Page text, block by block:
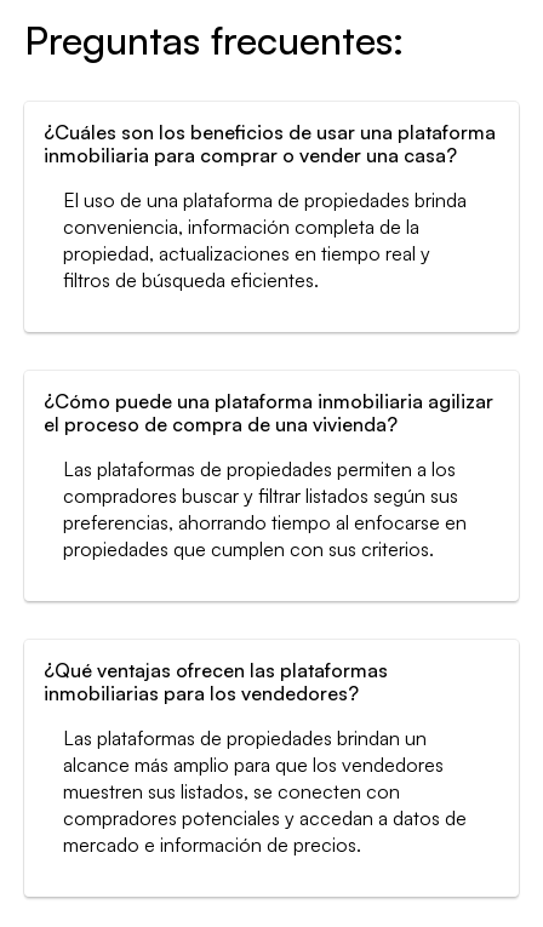
Preguntas frecuentes:
¿Cuáles son los beneficios de usar una plataforma
inmobiliaria para comprar o vender una casa?
El uso de una plataforma de propiedades brinda
conveniencia, información completa de la
propiedad, actualizaciones en tiempo real y
filtros de búsqueda eficientes.
¿Cómo puede una plataforma inmobiliaria agilizar
el proceso de compra de una vivienda?
Las plataformas de propiedades permiten a los
compradores buscar y filtrar listados según sus
preferencias, ahorrando tiempo al enfocarse en
propiedades que cumplen con sus criterios.
¿Qué ventajas ofrecen las plataformas
inmobiliarias para los vendedores?
Las plataformas de propiedades brindan un
alcance más amplio para que los vendedores
muestren sus listados, se conecten con
compradores potenciales y accedan a datos de
mercado e información de precios.